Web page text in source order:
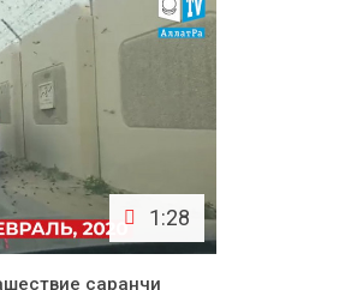
1:28
саранчи